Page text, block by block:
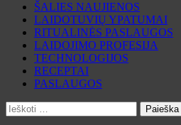
ŠALIES NAUJIENOS
LAIDOTUVIŲ YPATUMAI
RITUALINĖS PASLAUGOS
LAIDOJIMO PROFESIJA
TECHNOLOGIJOS
RECEPTAI
PASLAUGOS
Ieškoti: